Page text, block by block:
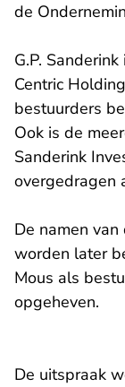
de
G.P.
Centric
bestuurders
Ook is de
Sanderink
overgedragen
De namen
worden later
Mous als
opgeheven.
De uitspraak